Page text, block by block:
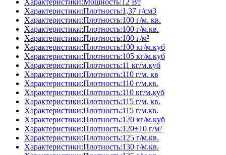
Характеристики:Мощность:12 Вт
Характеристики:Плотность:1,37 г/см3
Характеристики:Плотность:100 г/м. кв.
Характеристики:Плотность:100 г/м.кв.
Характеристики:Плотность:100 г/м²
Характеристики:Плотность:100 кг/м.куб
Характеристики:Плотность:105 кг/м.куб
Характеристики:Плотность:11 кг/м.куб
Характеристики:Плотность:110 г/м. кв
Характеристики:Плотность:110 г/м.кв.
Характеристики:Плотность:110 кг/м.куб
Характеристики:Плотность:115 г/м. кв.
Характеристики:Плотность:115 г/м.кв.
Характеристики:Плотность:120 кг/м.куб
Характеристики:Плотность:120±10 г/м²
Характеристики:Плотность:125 г/м.кв.
Характеристики:Плотность:130 г/м.кв.